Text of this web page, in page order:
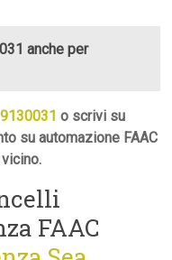
anche per
o scrivi su
su automazione FAAC
FAAC